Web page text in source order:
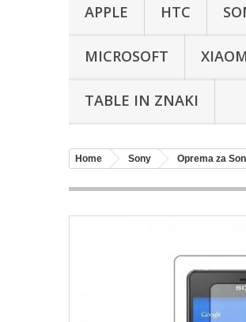
APPLE HTC
MICROSOFT
TABLE IN ZNAKI
Home Sony Oprema za